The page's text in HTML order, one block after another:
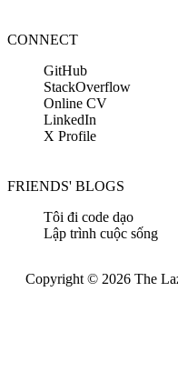
CONNECT
GitHub
StackOverflow
Online CV
LinkedIn
X Profile
FRIENDS' BLOGS
Tôi đi code dạo
Lập trình cuộc sống
Copyright © 2026 The